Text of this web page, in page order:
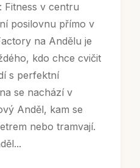
Fitness v centru
posilovnu přímo v
na Andělu je
kdo chce cvičit
s perfektní
se nachází v
Anděl, kam se
nebo tramvají.